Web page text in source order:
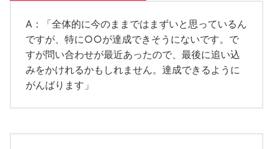
A：「全体的に今のままではまずいと思っているん
ですが、特に○○が達成できそうにないです。で
すが問い合わせが最近あったので、最後に追い込
みをかけれるかもしれません。達成できるように
がんばります」